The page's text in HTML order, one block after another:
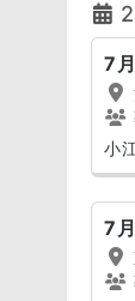
7
小
7